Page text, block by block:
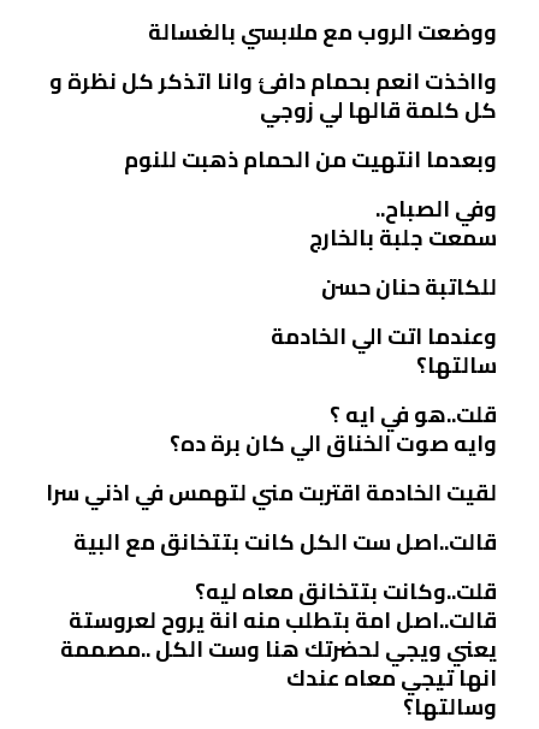
ووضعت الروب مع ملابسي بالغسالة
وااخذت انعم بحمام دافئ وانا اتذكر كل نظرة و
كل كلمة قالها لي زوجي
وبعدما انتهيت من الحمام ذهبت للنوم
وفي الصباح..
سمعت جلبة بالخارج
للكاتبة حنان حسن
وعندما اتت الي الخادمة
سالتها؟
قلت..هو في ايه ؟
وايه صوت الخناق الي كان برة ده؟
لقيت الخادمة اقتربت مني لتهمس في اذني سرا
قالت..اصل ست الكل كانت بتتخانق مع البية
قلت..وكانت بتتخانق معاه ليه؟
قالت..اصل امة بتطلب منه انة يروح لعروستة
يعني ويجي لحضرتك هنا وست الكل ..مصممة
انها تيجي معاه عندك
وسالتها؟